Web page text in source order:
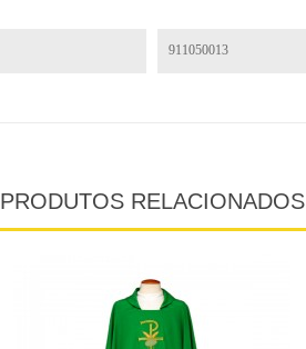
911050013
PRODUTOS RELACIONADOS